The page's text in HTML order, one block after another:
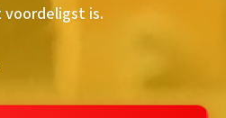
voordeligst is.